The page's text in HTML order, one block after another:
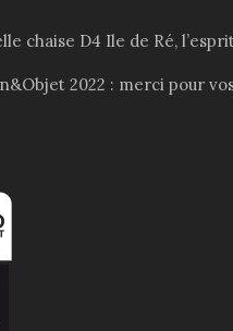
chaise D4 Ile de Ré,
2022 : merci pour